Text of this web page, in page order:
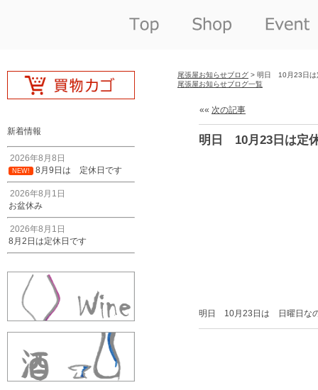
新着情報
2026年8月8日
NEW! 8月9日は 定休日です
2026年8月1日
お盆休み
2026年8月1日
8月2日は定休日です
尾張屋お知らせブログ > 明日 10月23日は
尾張屋お知らせブログ一覧
«« 次の記事
明日 10月23日は定
明日 10月23日は 日曜日な